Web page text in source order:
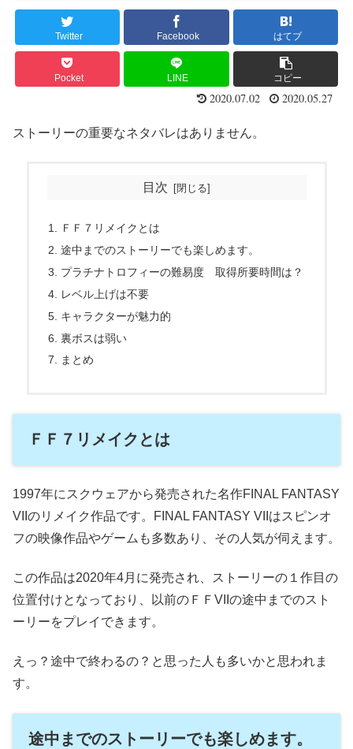
Twitter Facebook はてブ
Pocket LINE コピー
2020.07.02 2020.05.27
ストーリーの重要なネタバレはありません。
目次
ＦＦ７リメイクとは
途中までのストーリーでも楽しめます。
プラチナトロフィーの難易度 取得所要時間は？
レベル上げは不要
キャラクターが魅力的
裏ボスは弱い
まとめ
ＦＦ７リメイクとは
1997年にスクウェアから発売された名作FINAL FANTASY
VIIのリメイク作品です。FINAL FANTASY VIIはスピンオ
フの映像作品やゲームも多数あり、その人気が伺えます。
この作品は2020年4月に発売され、ストーリーの１作目の
位置付けとなっており、以前のＦＦVIIの途中までのスト
ーリーをプレイできます。
えっ？途中で終わるの？と思った人も多いかと思われま
す。
途中までのストーリーでも楽しめます。